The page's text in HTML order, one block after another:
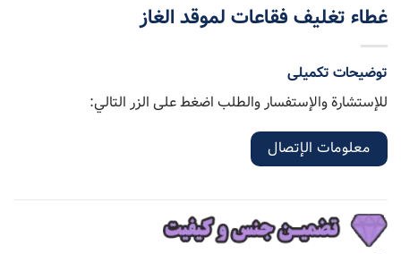
غطاء تغليف فقاعات لموقد الغاز
توضیحات تکمیلی
للإستشارة والإستفسار والطلب اضغط على الزر التالي:
معلومات الإتصال